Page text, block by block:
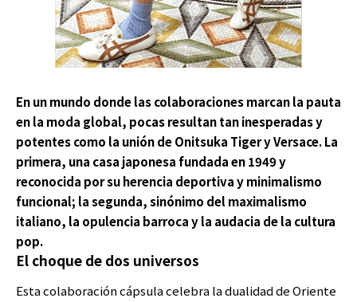
En un mundo donde las colaboraciones marcan la pauta
en la moda global, pocas resultan tan inesperadas y
potentes como la unión de Onitsuka Tiger y Versace. La
primera, una casa japonesa fundada en 1949 y
reconocida por su herencia deportiva y minimalismo
funcional; la segunda, sinónimo del maximalismo
italiano, la opulencia barroca y la audacia de la cultura
pop.
El choque de dos universos
Esta colaboración cápsula celebra la dualidad de Oriente